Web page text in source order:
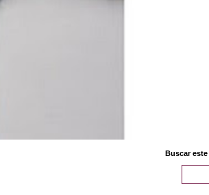
Buscar